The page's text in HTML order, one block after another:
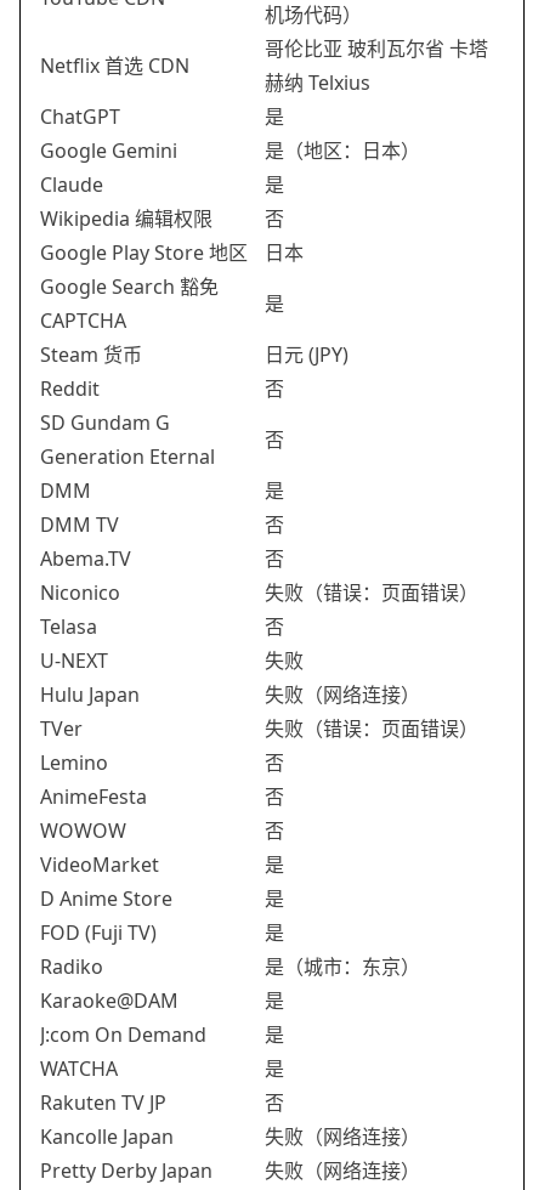
机场代码）
Netflix 首选 CDN
哥伦比亚 玻利瓦尔省 卡塔
赫纳 Telxius
ChatGPT
是
Google Gemini
是（地区：日本）
Claude
是
Wikipedia 编辑权限
否
Google Play Store 地区
日本
Google Search 豁免
CAPTCHA
是
Steam 货币
日元 (JPY)
Reddit
否
SD Gundam G
Generation Eternal
否
DMM
是
DMM TV
否
Abema.TV
否
Niconico
失败（错误：页面错误）
Telasa
否
U-NEXT
失败
Hulu Japan
失败（网络连接）
TVer
失败（错误：页面错误）
Lemino
否
AnimeFesta
否
WOWOW
否
VideoMarket
是
D Anime Store
是
FOD (Fuji TV)
是
Radiko
是（城市：东京）
Karaoke@DAM
是
J:com On Demand
是
WATCHA
是
Rakuten TV JP
否
Kancolle Japan
失败（网络连接）
Pretty Derby Japan
失败（网络连接）